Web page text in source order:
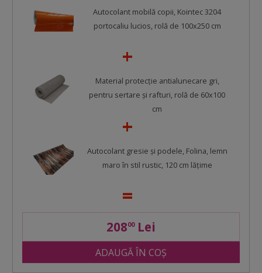
Autocolant mobilă copii, Kointec 3204
portocaliu lucios, rolă de 100x250 cm
Material protecţie antialunecare gri,
pentru sertare şi rafturi, rolă de 60x100
cm
Autocolant gresie şi podele, Folina, lemn
maro în stil rustic, 120 cm lăţime
20800Lei
ADAUGĂ ÎN COȘ